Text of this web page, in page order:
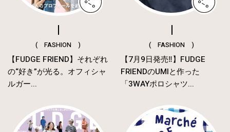
( FASHION )
【FUDGE FRIEND】それぞれ
の“好き”が光る。オフィシャ
ルガー...
( FASHION )
【7月9日発売‼︎】FUDGE
FRIENDのUMIと作った
「3WAYポロシャツ...